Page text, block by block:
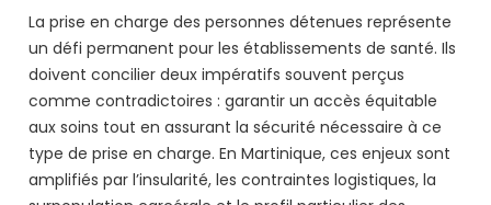
La prise en charge des personnes détenues représente
un défi permanent pour les établissements de santé. Ils
doivent concilier deux impératifs souvent perçus
comme contradictoires : garantir un accès équitable
aux soins tout en assurant la sécurité nécessaire à ce
type de prise en charge. En Martinique, ces enjeux sont
amplifiés par l’insularité, les contraintes logistiques, la